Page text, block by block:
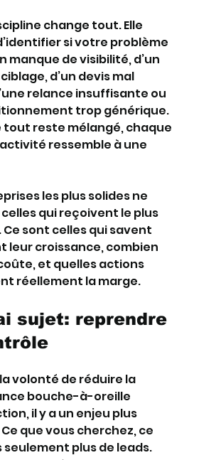
change tout. Elle
si votre problème
manque de visibilité, d’un
d’un devis mal
relance insuffisante ou
trop générique.
tout reste mélangé, chaque
ressemble à une
les plus solides ne
qui reçoivent le plus
Ce sont celles qui savent
leur croissance, combien
et quelles actions
réellement la marge.
sujet: reprendre
volonté de réduire la
bouche-à-oreille
il y a un enjeu plus
que vous cherchez, ce
seulement plus de leads.